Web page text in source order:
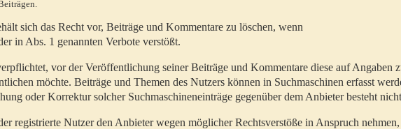
sich das Recht vor, Beiträge und Kommentare zu löschen, wenn
in Abs. 1 genannten Verbote verstößt.
vor der Veröffentlichung seiner Beiträge und Kommentare diese auf Angaben
möchte. Beiträge und Themen des Nutzers können in Suchmaschinen erfasst
oder Korrektur solcher Suchmaschineneinträge gegenüber dem Anbieter besteht
registrierte Nutzer den Anbieter wegen möglicher Rechtsverstöße in Anspruch nehmen,